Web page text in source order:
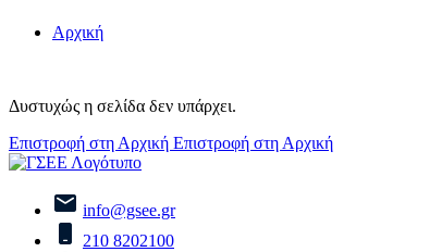
Αρχική
Δυστυχώς η σελίδα δεν υπάρχει.
Επιστροφή στη Αρχική Επιστροφή στη Αρχική
info@gsee.gr
210 8202100